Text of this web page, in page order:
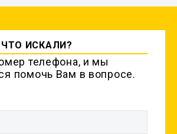
ИСКАЛИ?
телефона, и мы
помочь Вам в вопросе.